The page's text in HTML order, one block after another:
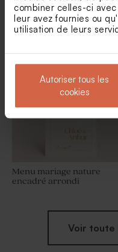
combiner celles-ci
leur avez fournies ou
utilisation de leurs
Autoriser tous les
cookies
couvercle en bois gravé
Menu mariage en
Menu mariage nature
encadré arrondi
Voir toute